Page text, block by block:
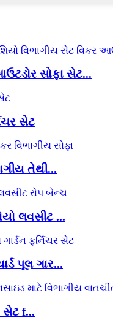
સોફા સેટ...
સેટ
તેથી...
લવસીટ ...
પૂલ ગાર...
સેટ f...